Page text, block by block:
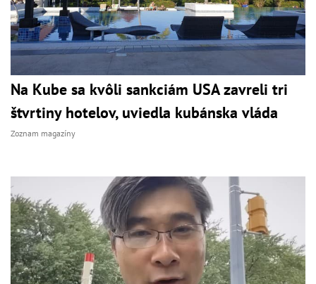
Na Kube sa kvôli sankciám USA zavreli tri
štvrtiny hotelov, uviedla kubánska vláda
Zoznam magazíny